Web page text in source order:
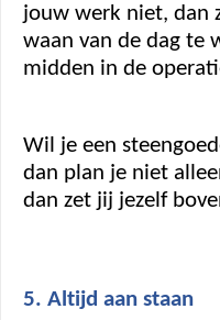
jouw werk niet, dan
waan van de dag te
midden in de
Wil je een
dan plan je niet
dan zet jij jezelf
5. Altijd aan staan